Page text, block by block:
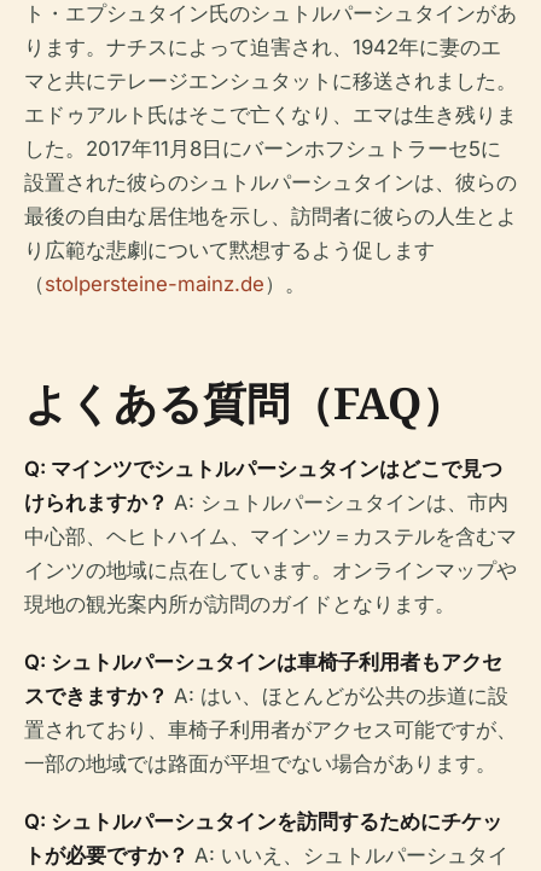
ト・エプシュタイン氏のシュトルパーシュタインがあ
ります。ナチスによって迫害され、1942年に妻のエ
マと共にテレージエンシュタットに移送されました。
エドゥアルト氏はそこで亡くなり、エマは生き残りま
した。2017年11月8日にバーンホフシュトラーセ5に
設置された彼らのシュトルパーシュタインは、彼らの
最後の自由な居住地を示し、訪問者に彼らの人生とよ
り広範な悲劇について黙想するよう促します
（stolpersteine-mainz.de）。
よくある質問（FAQ）
Q: マインツでシュトルパーシュタインはどこで見つ
けられますか？ A: シュトルパーシュタインは、市内
中心部、ヘヒトハイム、マインツ＝カステルを含むマ
インツの地域に点在しています。オンラインマップや
現地の観光案内所が訪問のガイドとなります。
Q: シュトルパーシュタインは車椅子利用者もアクセ
スできますか？ A: はい、ほとんどが公共の歩道に設
置されており、車椅子利用者がアクセス可能ですが、
一部の地域では路面が平坦でない場合があります。
Q: シュトルパーシュタインを訪問するためにチケッ
トが必要ですか？ A: いいえ、シュトルパーシュタイ